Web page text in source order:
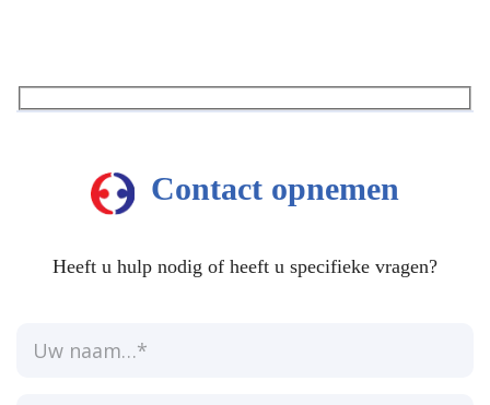
Contact opnemen
Heeft u hulp nodig of heeft u specifieke vragen?